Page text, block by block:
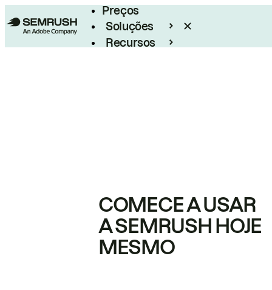
Preços
Soluções
Recursos
COMECE A USAR
A SEMRUSH HOJE
MESMO